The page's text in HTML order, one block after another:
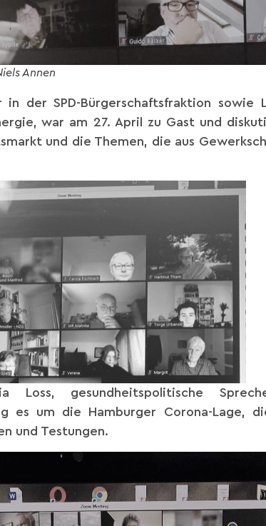
Annen
der SPD-Bürgerschaftsfraktion sowie
war am 27. April zu Gast und
und die Themen, die aus
Loss, gesundheitspolitische
es um die Hamburger Corona-Lage,
und Testungen.